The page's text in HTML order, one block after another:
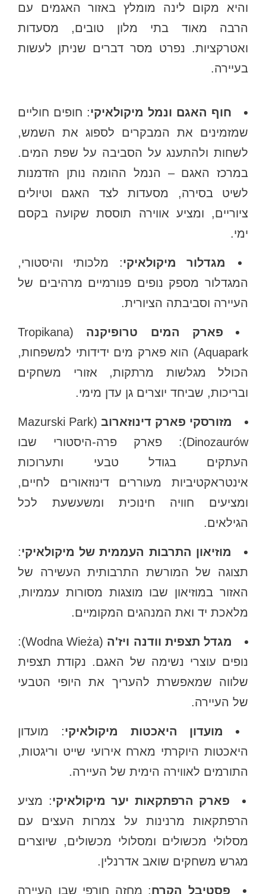
והיא מקום לינה מומלץ באזור האגמים עם
הרבה מאוד בתי מלון טובים, מסעדות
ואטרקציות. נפרט מסר דברים שניתן לעשות
בעיירה.
חוף האגם ונמל מיקולאיקי: חופים חוליים
שמזמינים את המבקרים לספוג את השמש,
לשחות ולהתענג על הסביבה על שפת המים.
במרכז האגם – הנמל ההומה נותן הזדמנות
לשיט בסירה, מסעדות לצד האגם וטיולים
ציוריים, ומציע אווירה תוססת שקועה בקסם
ימי.
מגדלור מיקולאיקי: מלכותי והיסטורי,
המגדלור מספק נופים פנורמיים מרהיבים של
העיירה וסביבתה הציורית.
פארק המים טרופיקנה
(Tropikana
Aquapark) הוא פארק מים ידידותי למשפחות,
הכולל מגלשות מרתקות, אזורי משחקים
ובריכות, שביחד יוצרים גן עדן מימי.
מזורסקי פארק דינוזארוב (Mazurski Park
Dinozaurów): פארק פרה-היסטורי שבו
העתקים בגודל טבעי ותערוכות
אינטראקטיביות מעוררים דינוזאורים לחיים,
ומציעים חוויה חינוכית ומשעשעת לכל
הגילאים.
מוזיאון התרבות העממית של מיקולאיקי:
תצוגה של המורשת התרבותית העשירה של
האזור במוזיאון שבו מוצגות מסורות עממיות,
מלאכת יד ואת המנהגים המקומיים.
מגדל תצפית וודנה ויז'ה
(Wodna Wieża):
נופים עוצרי נשימה של האגם. נקודת תצפית
שלווה שמאפשרת להעריך את היופי הטבעי
של העיירה.
מועדון היאכטות מיקולאיקי: מועדון
היאכטות היוקרתי מארח אירועי שייט וריגטות,
התורמים לאווירה הימית של העיירה.
פארק הרפתקאות יער מיקולאיקי: מציע
הרפתקאות מרנינות על צמרות העצים עם
מסלולי מכשולים ומסלולי מכשולים, שיוצרים
מגרש משחקים שואב אדרנלין.
פסטיבל הקרח: מחזה חורפי שבו העיירה